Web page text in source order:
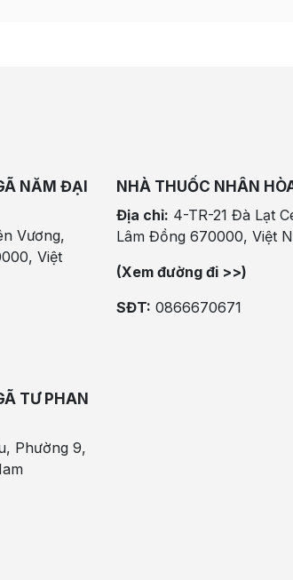
NĂM ĐẠI
Vương,
Việt
NHÀ THUỐC NHÂN
Địa chỉ: 4-TR-21 Đà Lạt
Lâm Đồng 670000, Việt
(Xem đường đi >>)
SĐT: 0866670671
TƯ PHAN
Phường 9,